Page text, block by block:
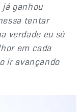
ganhou
tentar
verdade eu só
em cada
ir avançando